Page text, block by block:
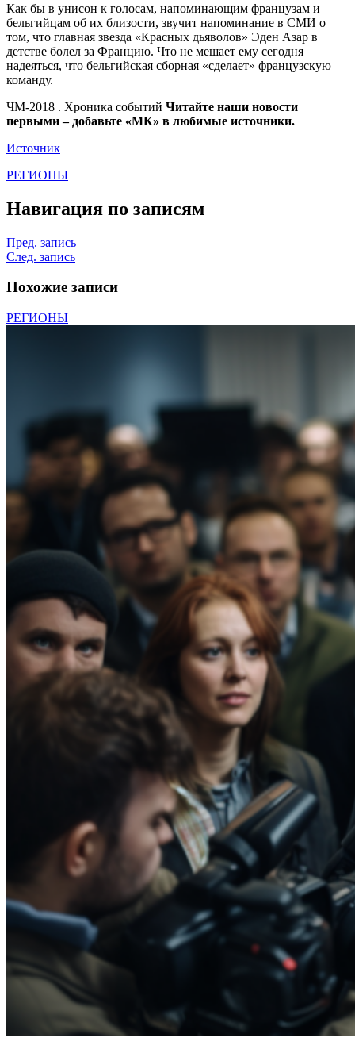
Как бы в унисон к голосам, напоминающим французам и
бельгийцам об их близости, звучит напоминание в СМИ о
том, что главная звезда «Красных дьяволов» Эден Азар в
детстве болел за Францию. Что не мешает ему сегодня
надеяться, что бельгийская сборная «сделает» французскую
команду.
ЧМ-2018 . Хроника событий Читайте наши новости
первыми – добавьте «МК» в любимые источники.
Источник
РЕГИОНЫ
Навигация по записям
Пред. запись
След. запись
Похожие записи
РЕГИОНЫ